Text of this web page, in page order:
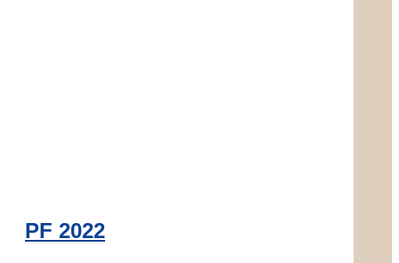
PF 2022